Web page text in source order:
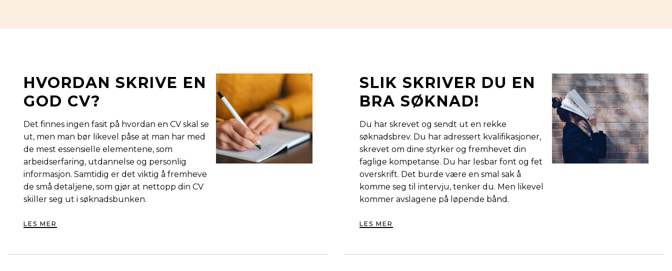
HVORDAN SKRIVE EN
GOD CV?
Det finnes ingen fasit på hvordan en CV skal se
ut, men man bør likevel påse at man har med
de mest essensielle elementene, som
arbeidserfaring, utdannelse og personlig
informasjon. Samtidig er det viktig å fremheve
de små detaljene, som gjør at nettopp din CV
skiller seg ut i søknadsbunken.
LES MER
SLIK SKRIVER DU EN
BRA SØKNAD!
Du har skrevet og sendt ut en rekke
søknadsbrev. Du har adressert kvalifikasjoner,
skrevet om dine styrker og fremhevet din
faglige kompetanse. Du har lesbar font og fet
overskrift. Det burde være en smal sak å
komme seg til intervju, tenker du. Men likevel
kommer avslagene på løpende bånd.
LES MER